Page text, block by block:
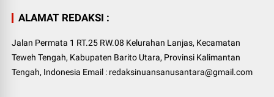
ALAMAT REDAKSI :
Jalan Permata 1 RT.25 RW.08 Kelurahan Lanjas, Kecamatan
Teweh Tengah, Kabupaten Barito Utara, Provinsi Kalimantan
Tengah, Indonesia Email : redaksinuansanusantara@gmail.com